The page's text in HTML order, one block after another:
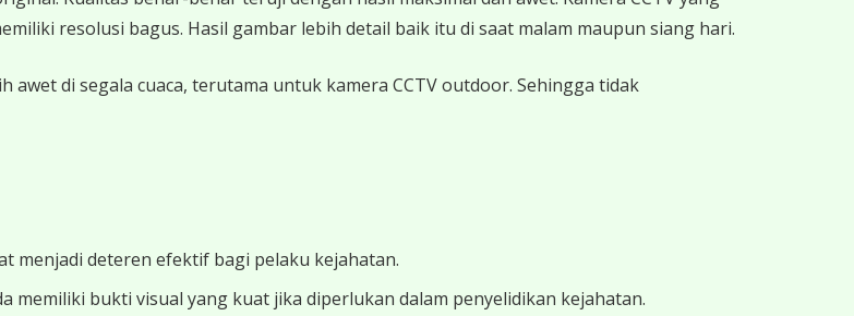
resolusi bagus. Hasil gambar lebih detail baik itu di saat malam maupun siang hari.
di segala cuaca, terutama untuk kamera CCTV outdoor. Sehingga tidak
menjadi deteren efektif bagi pelaku kejahatan.
memiliki bukti visual yang kuat jika diperlukan dalam penyelidikan kejahatan.